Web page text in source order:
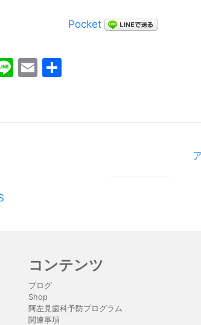
Pocket
LineEmail
コンテンツ
ブログ
Shop
阿左見歯科予防プログラム
関連事項